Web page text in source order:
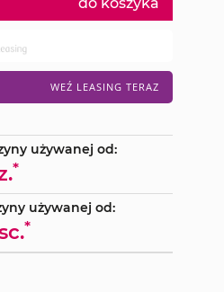
WEŹ LEASING TERAZ
używanej od:
*
używanej od:
*